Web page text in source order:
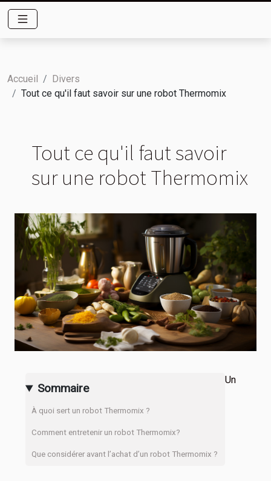
Accueil
Divers
Tout ce qu'il faut savoir sur une robot Thermomix
Tout ce qu'il faut savoir
sur une robot Thermomix
Sommaire
À quoi sert un robot Thermomix ?
Comment entretenir un robot Thermomix?
Que considérer avant l’achat d’un robot Thermomix ?
Un